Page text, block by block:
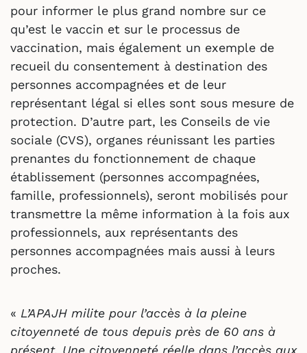
pour informer le plus grand nombre sur ce
qu’est le vaccin et sur le processus de
vaccination, mais également un exemple de
recueil du consentement à destination des
personnes accompagnées et de leur
représentant légal si elles sont sous mesure de
protection. D’autre part, les Conseils de vie
sociale (CVS), organes réunissant les parties
prenantes du fonctionnement de chaque
établissement (personnes accompagnées,
famille, professionnels), seront mobilisés pour
transmettre la même information à la fois aux
professionnels, aux représentants des
personnes accompagnées mais aussi à leurs
proches.
« L’APAJH milite pour l’accès à la pleine
citoyenneté de tous depuis près de 60 ans à
présent. Une citoyenneté réelle dans l’accès aux